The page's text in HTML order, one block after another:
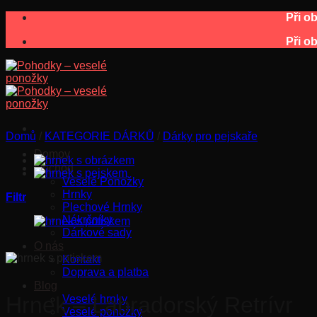
Skip
content
Při
Při
Domov
Obchod
Veselé Ponožky
Hrnky
Plechové Hrnky
Nákrčníky
Dárkové sady
O nás
Kontakt
Doprava a platba
Blog
Veselé hrnky
Veselé ponožky
Domů KATEGORIE DÁRKŮ Dárky pro pejskaře
Filtr
Hrnek – Labradorský Retrívr